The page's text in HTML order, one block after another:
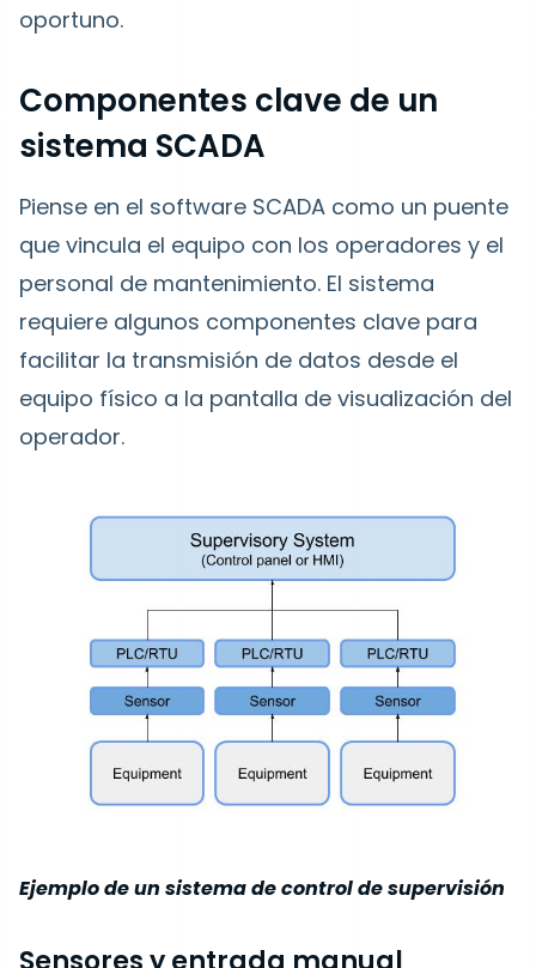
oportuno.
Componentes clave de un
sistema SCADA
Piense en el software SCADA como un puente
que vincula el equipo con los operadores y el
personal de mantenimiento. El sistema
requiere algunos componentes clave para
facilitar la transmisión de datos desde el
equipo físico a la pantalla de visualización del
operador.
Ejemplo de un sistema de control de supervisión